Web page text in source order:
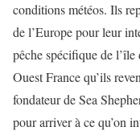
conditions météos. Ils
de l’Europe pour leur
pêche spécifique de l’île
Ouest France qu’ils
fondateur de Sea
pour arriver à ce qu’on